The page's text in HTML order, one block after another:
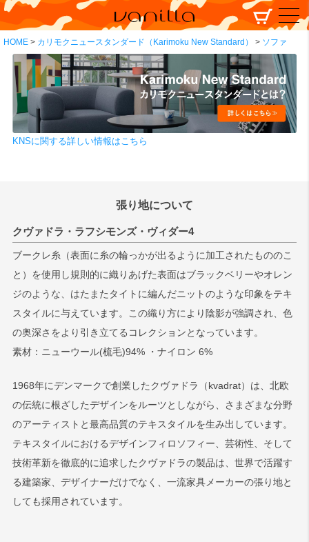
HOME カリモクニュースタンダード（Karimoku New Standard） ソファ
検索
KNSに関する詳しい情報はこちら
張り地について
クヴァドラ・ラフシモンズ・ヴィダー4
ブークレ糸（表面に糸の輪っかが出るように加工されたもののこ
と）を使用し規則的に織りあげた表面はブラックベリーやオレン
ジのような、はたまたタイトに編んだニットのような印象をテキ
スタイルに与えています。この織り方により陰影が強調され、色
の奥深さをより引き立てるコレクションとなっています。
素材：ニューウール(梳毛)94% ・ナイロン 6%
1968年にデンマークで創業したクヴァドラ（kvadrat）は、北欧
の伝統に根ざしたデザインをルーツとしながら、さまざまな分野
のアーティストと最高品質のテキスタイルを生み出しています。
テキスタイルにおけるデザインフィロソフィー、芸術性、そして
技術革新を徹底的に追求したクヴァドラの製品は、世界で活躍す
る建築家、デザイナーだけでなく、一流家具メーカーの張り地と
しても採用されています。